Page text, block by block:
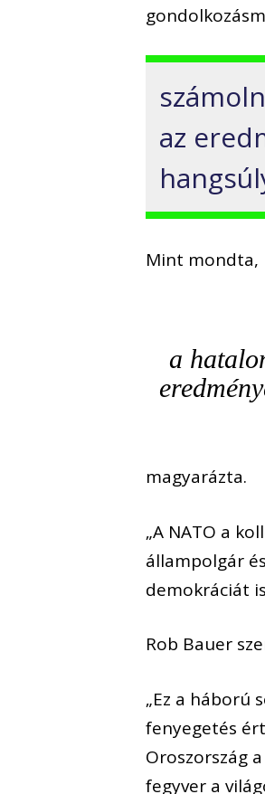
az
Mint mondta,
a
magyarázta.
„A NATO a
állampolgár
demokráciát
Rob Bauer
„Ez a háború
fenyegetés
Oroszország
fegyver a